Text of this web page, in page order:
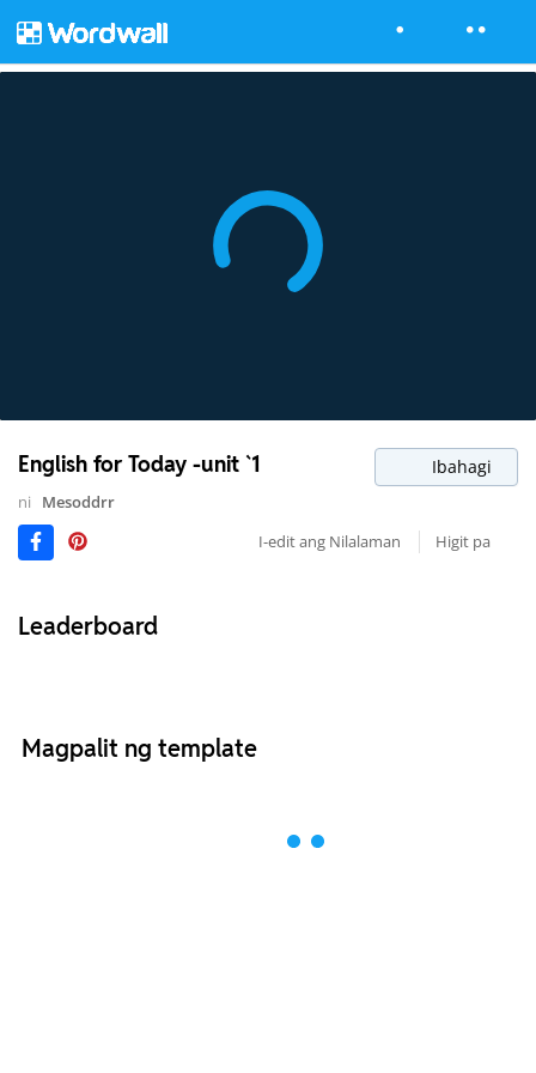
English for Today -unit `1 Ibahagi
ni
Mesoddrr
I-edit ang Nilalaman
Higit pa
Leaderboard
Magpalit ng template